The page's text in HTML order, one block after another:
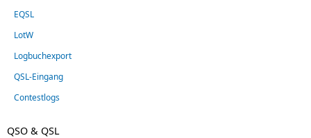
EQSL
LotW
Logbuchexport
QSL-Eingang
Contestlogs
QSO & QSL